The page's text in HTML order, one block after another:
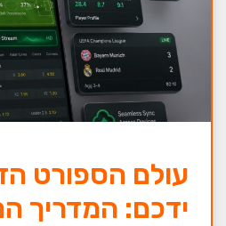
עולם הספורט
ידכם: המדריך